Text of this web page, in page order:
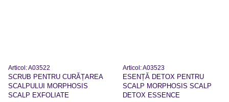
Articol: A03522
SCRUB PENTRU CURĂȚAREA
SCALPULUI MORPHOSIS
SCALP EXFOLIATE
Articol: A03523
ESENȚĂ DETOX PENTRU
SCALP MORPHOSIS SCALP
DETOX ESSENCE